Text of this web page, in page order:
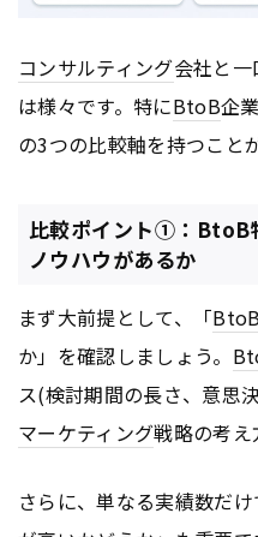
コンサルティング会社と
は様々です。特にBtoB企
の3つの比較軸を持つこと
比較ポイント①：BtoB
ノウハウがあるか
まず大前提として、「
か」を確認しましょう。
ス(検討期間の長さ、意思
マーケティング戦略の考え
さらに、単なる実績数だ